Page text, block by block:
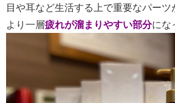
目や耳など生活する上で重要なパー
より一層疲れが溜まりやすい部分にな